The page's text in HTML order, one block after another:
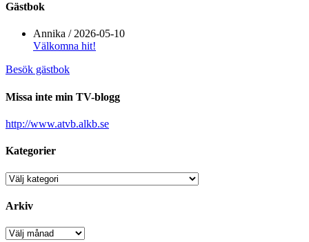
Gästbok
Annika /2026-05-10
Välkomna hit!
Besök gästbok
Missa inte min TV-blogg
http://www.atvb.alkb.se
Kategorier
Kategorier
Arkiv
Arkiv